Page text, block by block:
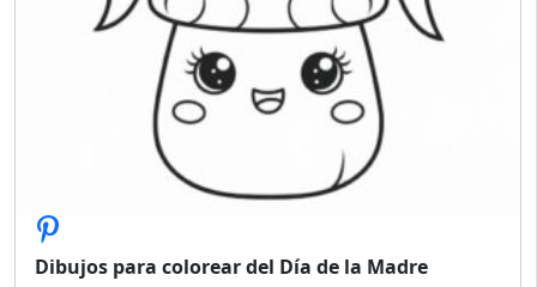
Dibujos para colorear del Día de la Madre